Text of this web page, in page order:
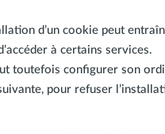
d’un cookie peut
à certains services.
toutefois configurer son
pour refuser